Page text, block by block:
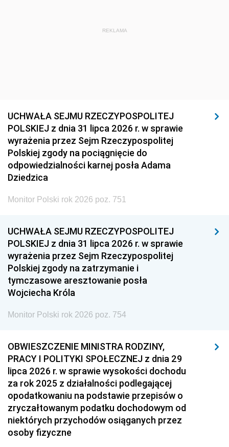
REKLAMA
UCHWAŁA SEJMU RZECZYPOSPOLITEJ
POLSKIEJ z dnia 31 lipca 2026 r. w sprawie
wyrażenia przez Sejm Rzeczypospolitej
Polskiej zgody na pociągnięcie do
odpowiedzialności karnej posła Adama
Dziedzica
Monitor Polski rok 2026 poz. 751
UCHWAŁA SEJMU RZECZYPOSPOLITEJ
POLSKIEJ z dnia 31 lipca 2026 r. w sprawie
wyrażenia przez Sejm Rzeczypospolitej
Polskiej zgody na zatrzymanie i
tymczasowe aresztowanie posła
Wojciecha Króla
Monitor Polski rok 2026 poz. 754
OBWIESZCZENIE MINISTRA RODZINY,
PRACY I POLITYKI SPOŁECZNEJ z dnia 29
lipca 2026 r. w sprawie wysokości dochodu
za rok 2025 z działalności podlegającej
opodatkowaniu na podstawie przepisów o
zryczałtowanym podatku dochodowym od
niektórych przychodów osiąganych przez
osoby fizyczne